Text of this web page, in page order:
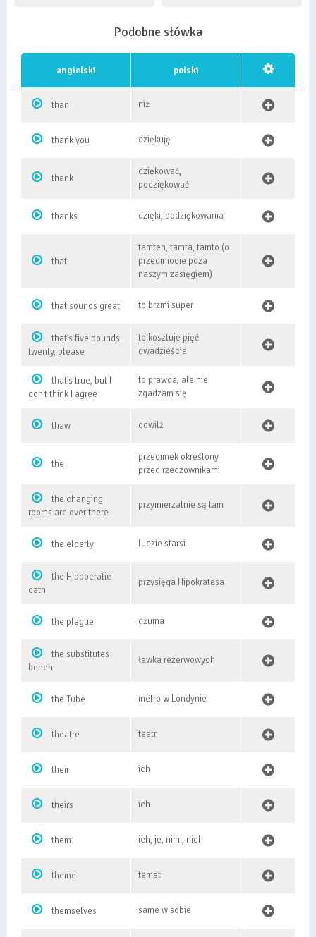
Podobne słówka
angielski polski
than niż
thank you dziękuję
thank
dziękować,
podziękować
thanks dzięki, podziękowania
that
tamten, tamta, tamto (o
przedmiocie poza
naszym zasięgiem)
that sounds great to brzmi super
that's five pounds
twenty, please
to kosztuje pięć
dwadzieścia
that's true, but I
don't think I agree
to prawda, ale nie
zgadzam się
thaw odwilż
the
przedimek określony
przed rzeczownikami
the changing
rooms are over there
przymierzalnie są tam
the elderly ludzie starsi
the Hippocratic
oath
przysięga Hipokratesa
the plague dżuma
the substitutes
bench
ławka rezerwowych
the Tube metro w Londynie
theatre teatr
their ich
theirs ich
them ich, je, nimi, nich
theme temat
themselves same w sobie